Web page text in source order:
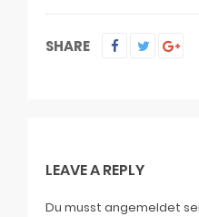
SHARE
LEAVE A REPLY
Du musst angemeldet